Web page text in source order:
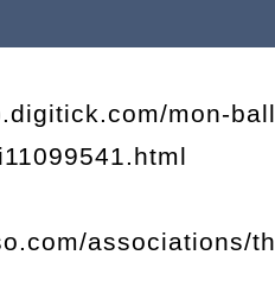
mon-
associations/